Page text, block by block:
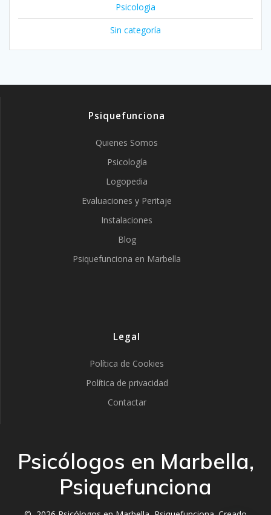
Psicologia
Sin categoría
Psiquefunciona
Quienes Somos
Psicología
Logopedia
Evaluaciones y Peritaje
Instalaciones
Blog
Psiquefunciona en Marbella
Legal
Política de Cookies
Política de privacidad
Contactar
Psicólogos en Marbella,
Psiquefunciona